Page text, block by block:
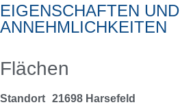
EIGENSCHAFTEN UND
ANNEHMLICHKEITEN
Flächen
Standort 21698 Harsefeld